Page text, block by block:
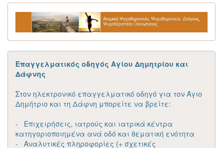
Επαγγελματικός οδηγός Αγίου Δημητρίου και
Δάφνης
Στον ηλεκτρονικό επαγγελματικό οδηγό για τον Άγιο
Δημήτριο και τη Δάφνη μπορείτε να βρείτε:
- Επιχειρήσεις, ιατρούς και ιατρικά κέντρα
κατηγοριοποιημένα ανά οδό και θεματική ενότητα
- Αναλυτικές πληροφορίες (+ σχετικές